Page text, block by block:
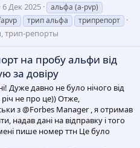
6 Дек 2025
альфа (a-pvp)
трип альфа трипрепорт
трип-репорты
на пробу альфи від
за довіру
Дуже давно не було нічого від
не про це)) Отже,
з @Forbes Manager , я отримав
надав дані на відправку і того
пише номер ттн Це було